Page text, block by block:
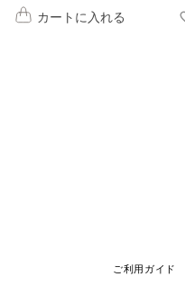
カートに入れる
ご利用ガイド